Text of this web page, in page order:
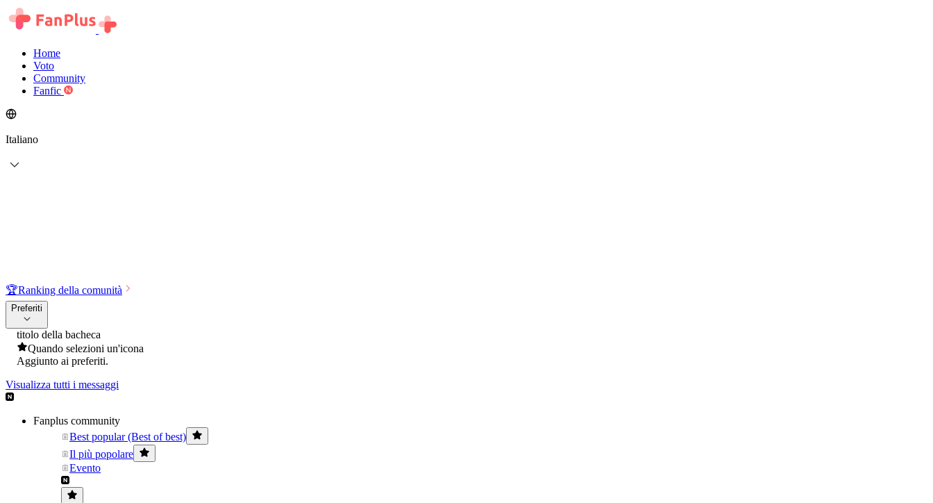
Home
Voto
Community
Fanfic
Italiano
🏆Ranking della comunità
Preferiti
titolo della bacheca
Quando selezioni un'icona
Aggiunto ai preferiti.
Visualizza tutti i messaggi
Fanplus community
Best popular (Best of best)
Il più popolare
Evento